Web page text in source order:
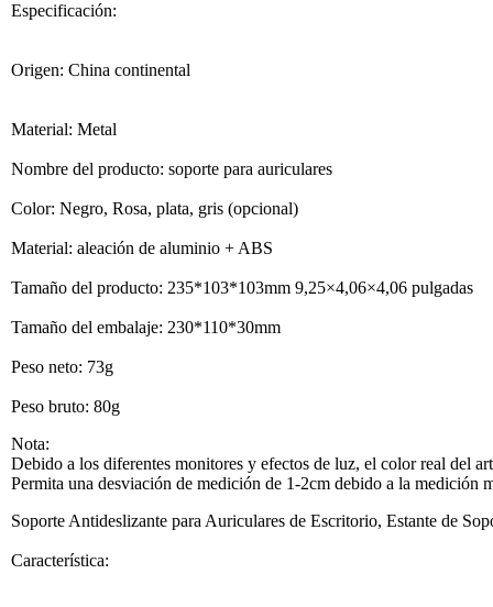
Especificación:
Origen: China continental
Material: Metal
Nombre del producto: soporte para auriculares
Color: Negro, Rosa, plata, gris (opcional)
Material: aleación de aluminio + ABS
Tamaño del producto: 235*103*103mm 9,25×4,06×4,06 pulgadas
Tamaño del embalaje: 230*110*30mm
Peso neto: 73g
Peso bruto: 80g
Nota:
Debido a los diferentes monitores y efectos de luz, el color real del
Permita una desviación de medición de 1-2cm debido a la medición
Soporte Antideslizante para Auriculares de Escritorio, Estante de
Característica: